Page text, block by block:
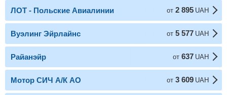
ЛОТ - Польские Авиалинии от 2 895 UAH
Вуэлинг Эйрлайнс от 5 577 UAH
Райанэйр от 637 UAH
Мотор СИЧ А/К АО от 3 609 UAH